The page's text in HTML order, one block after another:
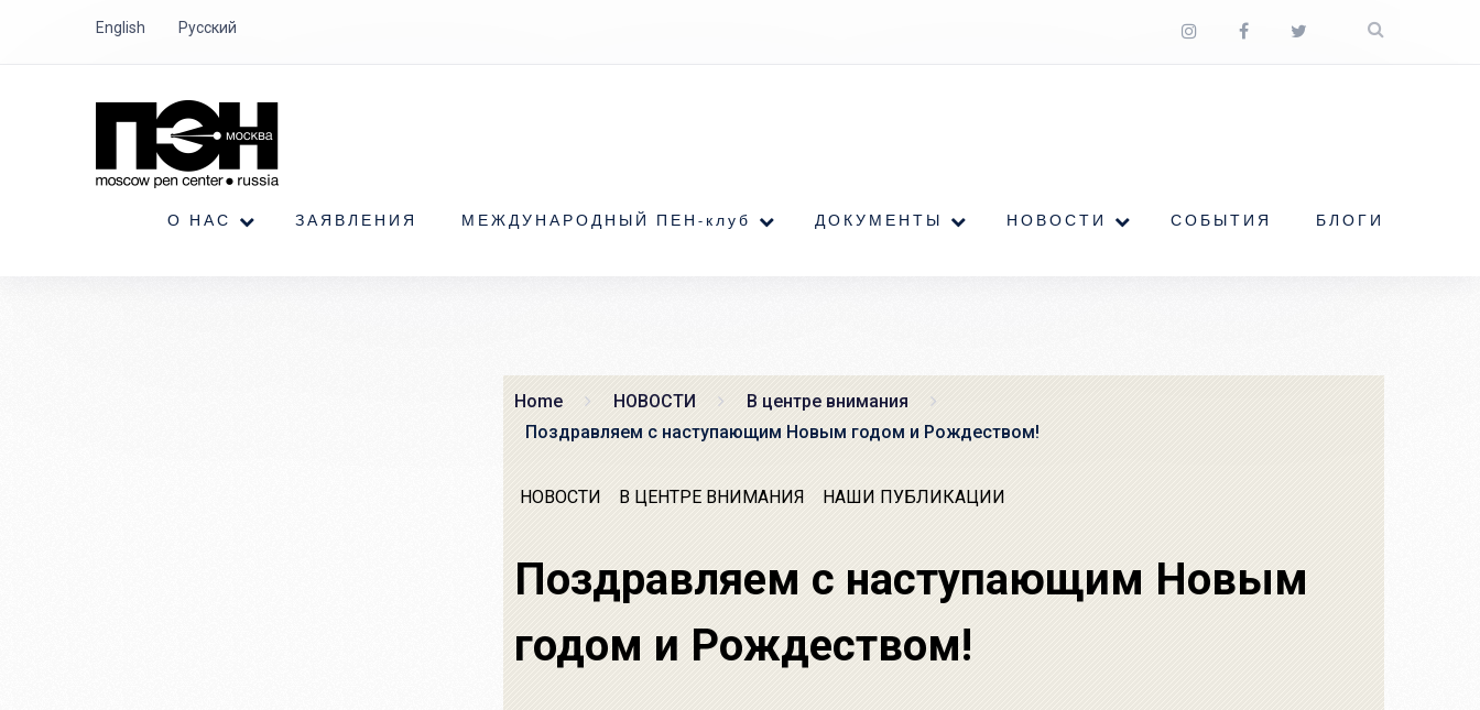
English Русский
О НАС ЗАЯВЛЕНИЯ МЕЖДУНАРОДНЫЙ ПЕН-клуб ДОКУМЕНТЫ НОВОСТИ СОБЫТИЯ БЛОГИ
Home НОВОСТИ
В центре внимания
Поздравляем с наступающим Новым годом и Рождеством!
НОВОСТИ В ЦЕНТРЕ ВНИМАНИЯ НАШИ ПУБЛИКАЦИИ
Поздравляем с наступающим Новым
годом и Рождеством!